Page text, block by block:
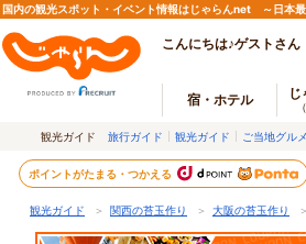
国内の観光スポット・イベント情報はじゃらんnet ～日本
こんにちは♪ゲストさん
宿・ホテル じ
観光ガイド 旅行ガイド 観光ガイド ご当地グル
ポイントがたまる・つかえる
観光ガイド ＞ 関西の苔玉作り ＞ 大阪の苔玉作り